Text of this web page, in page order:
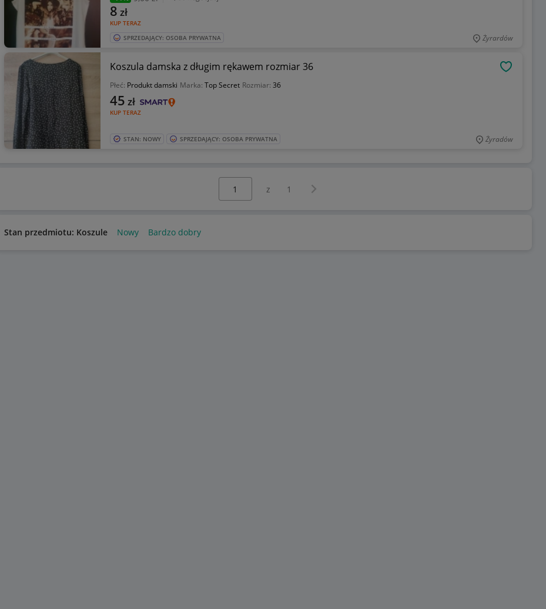
KUP TERAZ
8 zł
SPRZEDAJĄCY: OSOBA PRYWATNA Żyrardów
Koszula damska z długim rękawem rozmiar 36
Płeć: Produkt damski Marka: Top Secret Rozmiar: 36
KUP TERAZ
45 zł
STAN: NOWY SPRZEDAJĄCY: OSOBA PRYWATNA Żyradów
z 1 Następna strona
Stan przedmiotu: Koszule Nowy Bardzo dobry